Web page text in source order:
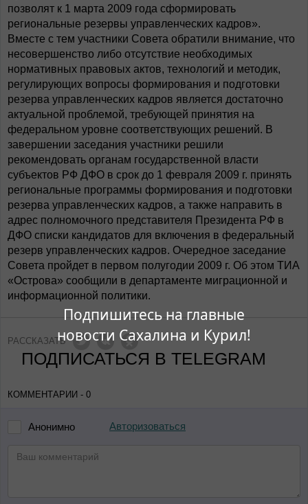
Подпишитесь на главные
новости Сахалина и Курил!
позволят к 1 марта 2009 года сформировать
региональные резервы управленческих кадров».
Вместе с тем участники Совета обратили внимание, что
несовершенство либо отсутствие необходимых
нормативных правовых актов, технологий и методик,
регулирующих вопросы формирования и подготовки
резерва управленческих кадров является достаточно
актуальной проблемой, требующей принятия на
федеральном уровне соответствующих решений. В
завершении заседания участники решили
рекомендовать органам государственной власти
субъектов РФ ДФО в срок до 1 февраля 2009 г. принять
региональные программы формирования и подготовки
резерва управленческих кадров, а также направить в
адрес полномочного представителя Президента РФ в
ДФО списки кандидатов для включения в федеральный
резерв управленческих кадров. Очередное заседание
Совета пройдет в первом полугодии 2009 г. Об этом ТИА
«Острова» сообщили в департаменте миграционной и
информационной политики.
РАССКАЗАТЬ
ПОДПИСАТЬСЯ В TELEGRAM
КОММЕНТАРИИ - 0
Анонимно Авторизоваться